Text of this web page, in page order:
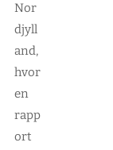
Nor
djyll
and,
hvor
en
rapp
ort